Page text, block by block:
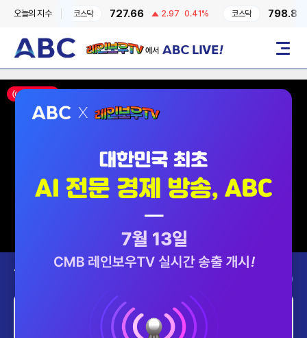
오늘의 지수
-0.6% 코스닥 727.66 2.97 0.41% 코스닥 798.8
레인보우TV에서 ABC LIVE! 메뉴
ON AIR
Today’s Program 2026-08-09 (일)
아시아의영성